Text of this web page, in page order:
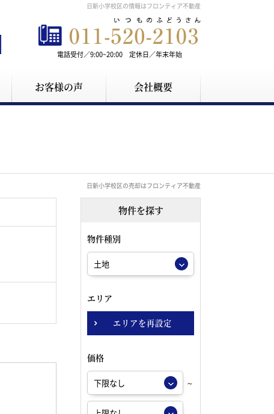
日新小学校区の情報はフロンティア不動産
電話受付／9:00~20:00 定休日／年末年始
お客様の声 会社概要
日新小学校区の売却はフロンティア不動産
物件を探す
物件種別
エリア
エリアを再設定
価格
～